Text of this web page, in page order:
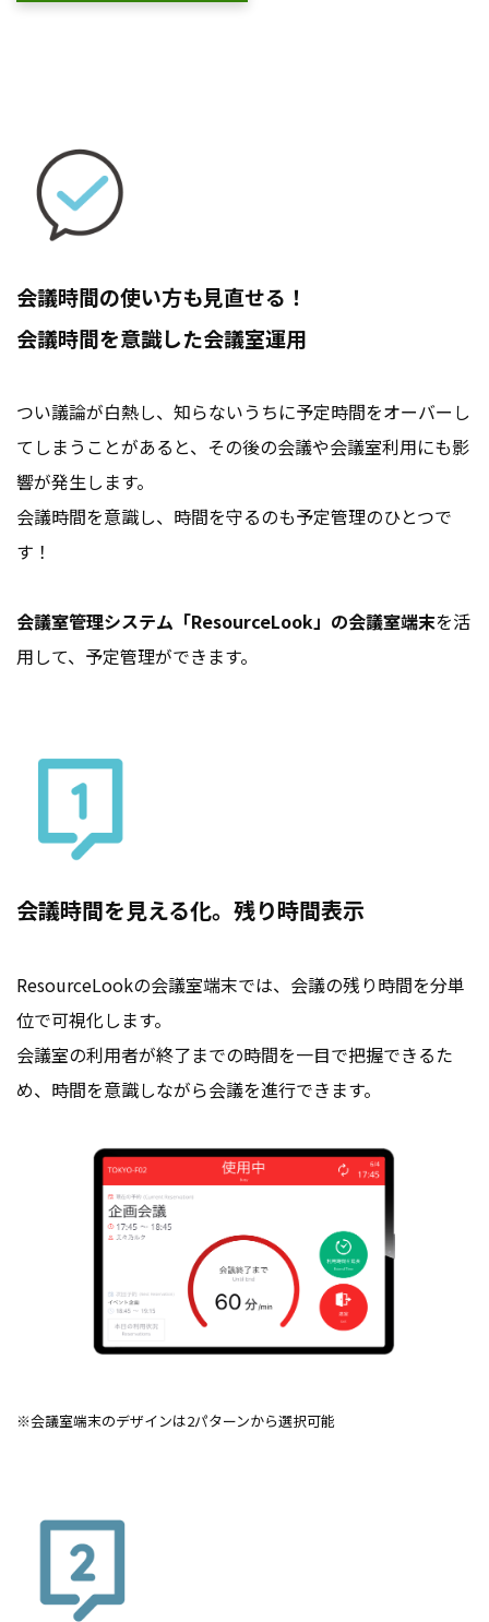
会議時間の使い方も見直せる！
会議時間を意識した会議室運用
つい議論が白熱し、知らないうちに予定時間をオーバーし
てしまうことがあると、その後の会議や会議室利用にも影
響が発生します。
会議時間を意識し、時間を守るのも予定管理のひとつで
す！
会議室管理システム「ResourceLook」の会議室端末を活
用して、予定管理ができます。
会議時間を見える化。残り時間表示
ResourceLookの会議室端末では、会議の残り時間を分単
位で可視化します。
会議室の利用者が終了までの時間を一目で把握できるた
め、時間を意識しながら会議を進行できます。
※会議室端末のデザインは2パターンから選択可能